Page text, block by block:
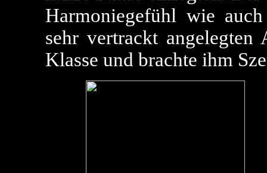
Harmoniegefühl wie
sehr vertrackt
Klasse und brachte ihm